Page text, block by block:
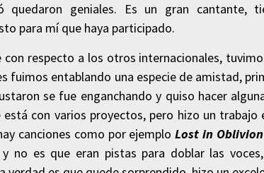
quedaron geniales. Es un gran cantante,
para mí que haya participado.
respecto a los otros internacionales,
fuimos entablando una especie de amistad,
se fue enganchando y quiso hacer
con varios proyectos, pero hizo un
canciones como por ejemploLost in Oblivion
no es que eran pistas para doblar las